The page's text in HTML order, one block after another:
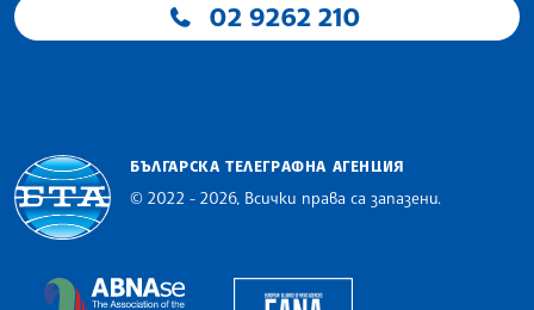
02 9262 210
БЪЛГАРСКА ТЕЛЕГРАФНА АГЕНЦИЯ
© 2022 - 2026, Всички права са запазени.
The Assocoation of the Balkan News Agencies